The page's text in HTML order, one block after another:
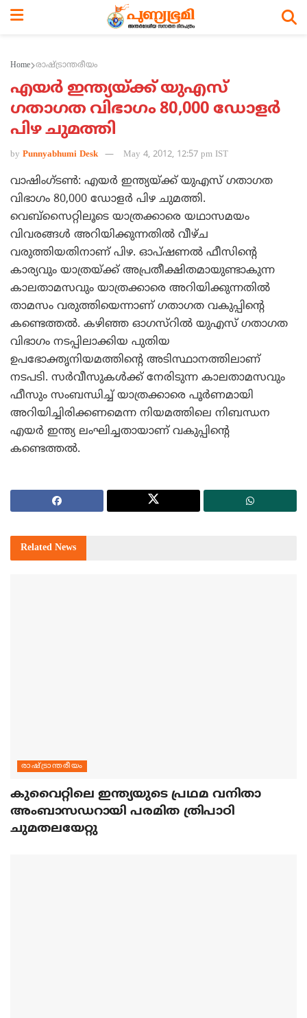
Home രാഷ്ട്രാന്തരീയം
എയര്‍ ഇന്ത്യയ്ക്ക് യുഎസ്
ഗതാഗത വിഭാഗം 80,000 ഡോളര്‍
പിഴ ചുമത്തി
by Punnyabhumi Desk May 4, 2012, 12:57 pm IST
വാഷിംഗ്ടണ്‍: എയര്‍ ഇന്ത്യയ്ക്ക് യുഎസ് ഗതാഗത
വിഭാഗം 80,000 ഡോളര്‍ പിഴ ചുമത്തി.
വെബ്സൈറ്റിലൂടെ യാത്രക്കാരെ യഥാസമയം
വിവരങ്ങള്‍ അറിയിക്കുന്നതില്‍ വീഴ്ച
വരുത്തിയതിനാണ് പിഴ. ഓപ്ഷണല്‍ ഫീസിന്റെ
കാര്യവും യാത്രയ്ക്ക് അപ്രതീക്ഷിതമായുണ്ടാകുന്ന
കാലതാമസവും യാത്രക്കാരെ അറിയിക്കുന്നതില്‍
താമസം വരുത്തിയെന്നാണ് ഗതാഗത വകുപ്പിന്റെ
കണ്ടെത്തല്‍. കഴിഞ്ഞ ഓഗസ്റില്‍ യുഎസ് ഗതാഗത
വിഭാഗം നടപ്പിലാക്കിയ പുതിയ
ഉപഭോക്തൃനിയമത്തിന്റെ അടിസ്ഥാനത്തിലാണ്
നടപടി. സര്‍വീസുകള്‍ക്ക് നേരിടുന്ന കാലതാമസവും
ഫീസും സംബന്ധിച്ച് യാത്രക്കാരെ പൂര്‍ണമായി
അറിയിച്ചിരിക്കണമെന്ന നിയമത്തിലെ നിബന്ധന
എയര്‍ ഇന്ത്യ ലംഘിച്ചതായാണ് വകുപ്പിന്റെ
കണ്ടെത്തല്‍.
Related News
രാഷ്ട്രാന്തരീയം
കുവൈറ്റിലെ ഇന്ത്യയുടെ പ്രഥമ വനിതാ
അംബാസഡറായി പരമിത ത്രിപാഠി
ചുമതലയേറ്റു